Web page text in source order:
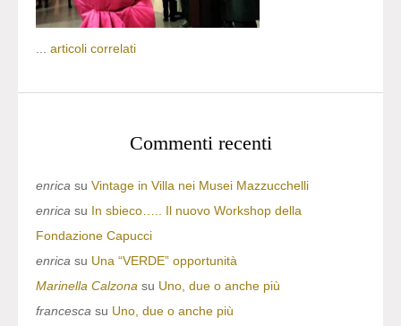
... articoli correlati
Commenti recenti
enrica su Vintage in Villa nei Musei Mazzucchelli
enrica su In sbieco….. Il nuovo Workshop della
Fondazione Capucci
enrica su Una “VERDE” opportunità
Marinella Calzona su Uno, due o anche più
francesca su Uno, due o anche più